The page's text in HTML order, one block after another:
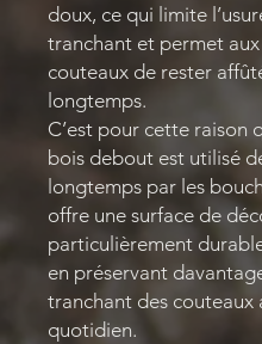
doux, ce qui limite
tranchant et permet aux
couteaux de rester
longtemps.
C’est pour cette raison
bois debout est utilisé
longtemps par les
offre une surface de
particulièrement
en préservant
tranchant des couteaux
quotidien.